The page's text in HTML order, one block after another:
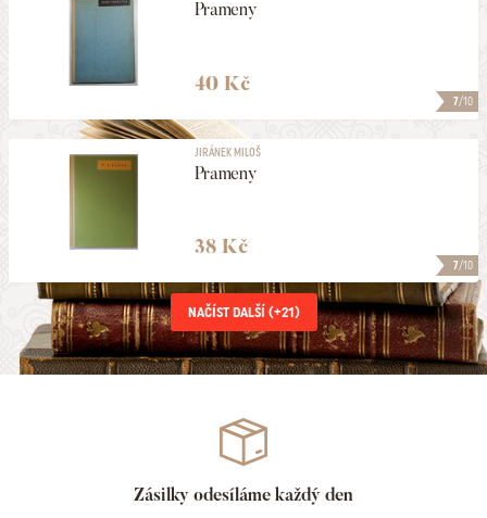
7/10
Prameny
40 Kč
7/10
JIRÁNEK MILOŠ
Prameny
38 Kč
NAČÍST DALŠÍ (+21)
Zásilky odesíláme každý den